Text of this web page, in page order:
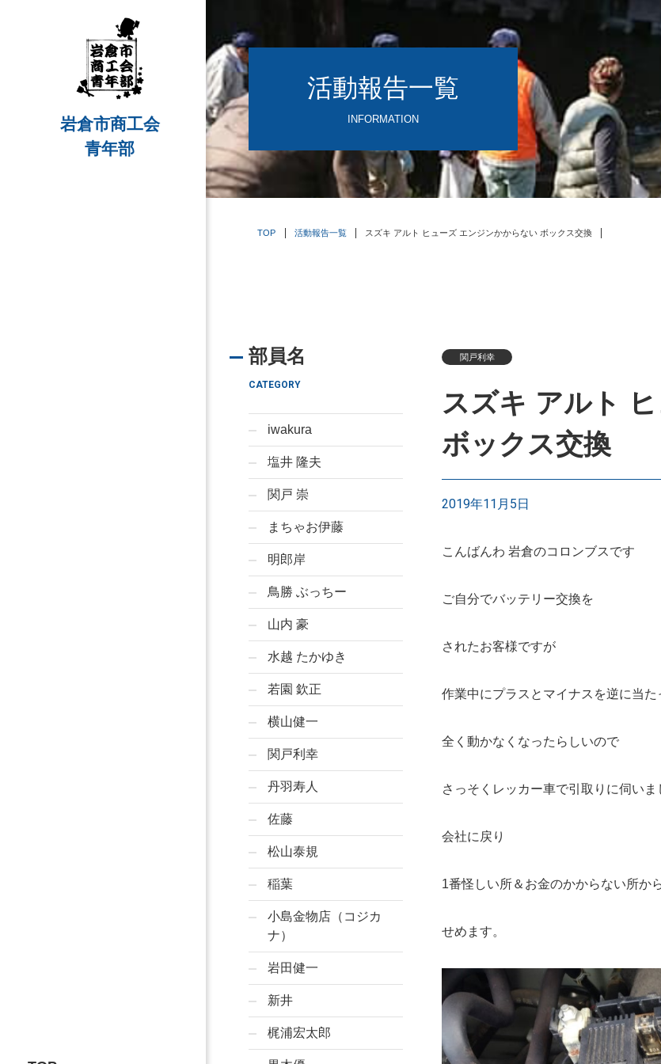
岩倉市商工会
青年部
活動報告一覧
INFORMATION
TOP 活動報告一覧 スズキ アルト ヒューズ エンジンかからない ボックス交換
関戸利幸
スズキ アルト
ボックス交換
2019年11月5日
こんばんわ 岩倉のコロンブスです
ご自分でバッテリー交換を
されたお客様ですが
作業中にプラスとマイナスを逆に当た
全く動かなくなったらしいので
さっそくレッカー車で引取りに伺いま
会社に戻り
1番怪しい所＆お金のかからない所か
せめます。
部員名
CATEGORY
iwakura
塩井 隆夫
関戸 崇
まちゃお伊藤
明郎岸
鳥勝 ぶっちー
山内 豪
水越 たかゆき
若園 欽正
横山健一
関戸利幸
丹羽寿人
佐藤
松山泰規
稲葉
小島金物店（コジカ
ナ）
岩田健一
新井
梶浦宏太郎